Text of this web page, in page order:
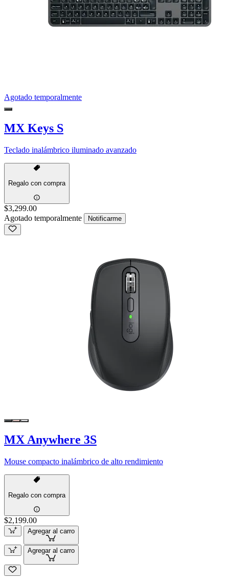
Agotado temporalmente
MX Keys S
Teclado inalámbrico iluminado avanzado
Regalo con compra
$3,299.00
Agotado temporalmente
Notificarme
MX Anywhere 3S
Mouse compacto inalámbrico de alto rendimiento
Regalo con compra
$2,199.00
Agregar al carro
Agregar al carro